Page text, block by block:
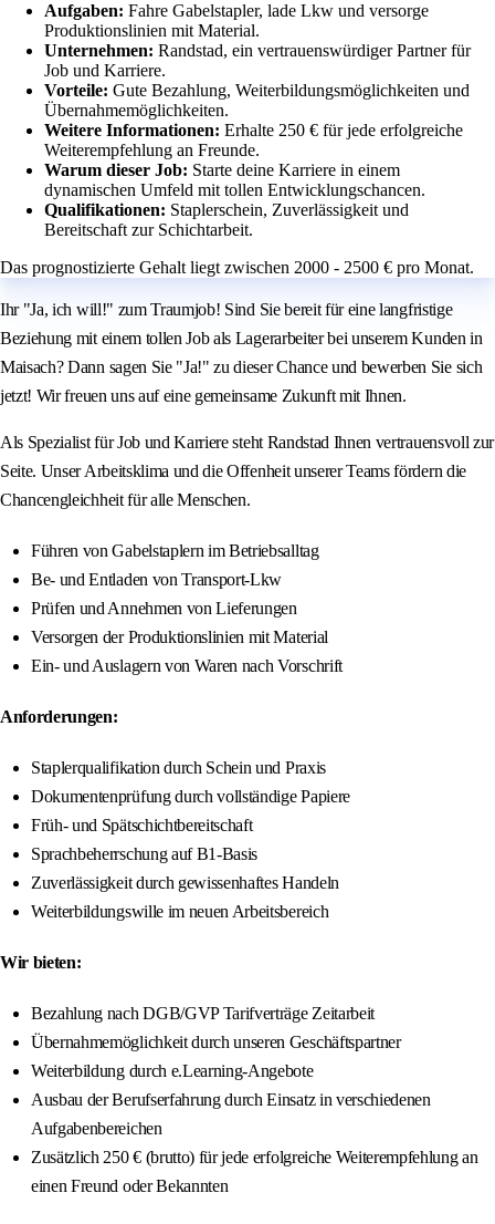
Aufgaben: Fahre Gabelstapler, lade Lkw und versorge
Produktionslinien mit Material.
Unternehmen: Randstad, ein vertrauenswürdiger Partner für
Job und Karriere.
Vorteile: Gute Bezahlung, Weiterbildungsmöglichkeiten und
Übernahmemöglichkeiten.
Weitere Informationen: Erhalte 250 € für jede erfolgreiche
Weiterempfehlung an Freunde.
Warum dieser Job: Starte deine Karriere in einem
dynamischen Umfeld mit tollen Entwicklungschancen.
Qualifikationen: Staplerschein, Zuverlässigkeit und
Bereitschaft zur Schichtarbeit.
Das prognostizierte Gehalt liegt zwischen 2000 - 2500 € pro Monat.
Ihr "Ja, ich will!" zum Traumjob! Sind Sie bereit für eine langfristige
Beziehung mit einem tollen Job als Lagerarbeiter bei unserem Kunden in
Maisach? Dann sagen Sie "Ja!" zu dieser Chance und bewerben Sie sich
jetzt! Wir freuen uns auf eine gemeinsame Zukunft mit Ihnen.
Als Spezialist für Job und Karriere steht Randstad Ihnen vertrauensvoll zur
Seite. Unser Arbeitsklima und die Offenheit unserer Teams fördern die
Chancengleichheit für alle Menschen.
Führen von Gabelstaplern im Betriebsalltag
Be- und Entladen von Transport-Lkw
Prüfen und Annehmen von Lieferungen
Versorgen der Produktionslinien mit Material
Ein- und Auslagern von Waren nach Vorschrift
Anforderungen:
Staplerqualifikation durch Schein und Praxis
Dokumentenprüfung durch vollständige Papiere
Früh- und Spätschichtbereitschaft
Sprachbeherrschung auf B1-Basis
Zuverlässigkeit durch gewissenhaftes Handeln
Weiterbildungswille im neuen Arbeitsbereich
Wir bieten:
Bezahlung nach DGB/GVP Tarifverträge Zeitarbeit
Übernahmemöglichkeit durch unseren Geschäftspartner
Weiterbildung durch e.Learning-Angebote
Ausbau der Berufserfahrung durch Einsatz in verschiedenen
Aufgabenbereichen
Zusätzlich 250 € (brutto) für jede erfolgreiche Weiterempfehlung an
einen Freund oder Bekannten